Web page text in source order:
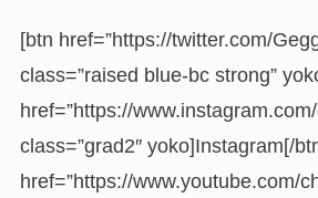
[btn href=”https://twitter.com/
class=”raised blue-bc strong”
href=”https://
class=”grad2″ yoko]Instagram[/
href=”https://www.youtube.com/